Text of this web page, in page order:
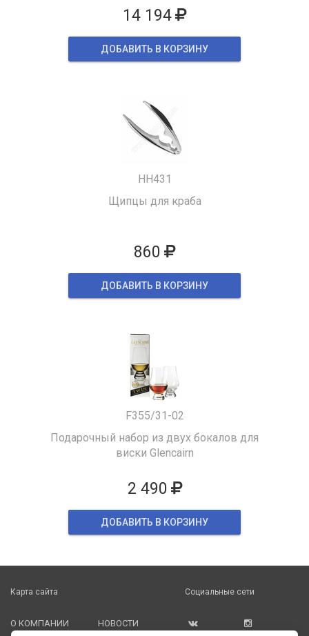
14 194
ДОБАВИТЬ В КОРЗИНУ
HH431
Щипцы для краба
860
ДОБАВИТЬ В КОРЗИНУ
F355/31-02
Подарочный набор из двух бокалов для
виски Glencairn
2 490
ДОБАВИТЬ В КОРЗИНУ
Карта сайта
О КОМПАНИИ НОВОСТИ
Социальные сети